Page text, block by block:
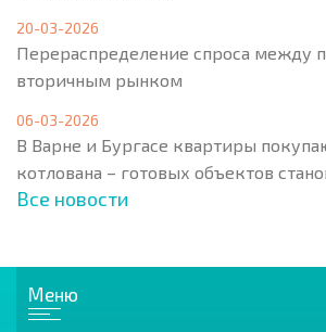
20-03-2026
Перераспределение спроса между
вторичным рынком
06-03-2026
В Варне и Бургасе квартиры
котлована – готовых объектов
Все новости
Меню